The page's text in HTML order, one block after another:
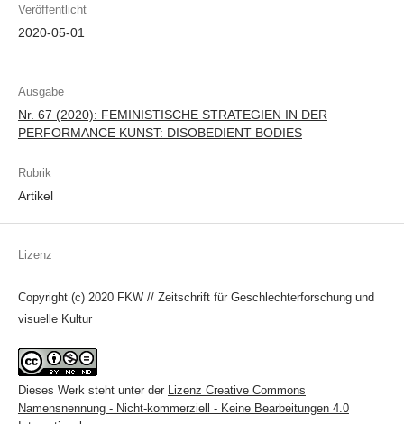
Veröffentlicht
2020-05-01
Ausgabe
Nr. 67 (2020): FEMINISTISCHE STRATEGIEN IN DER
PERFORMANCE KUNST: DISOBEDIENT BODIES
Rubrik
Artikel
Lizenz
Copyright (c) 2020 FKW // Zeitschrift für Geschlechterforschung und
visuelle Kultur
Dieses Werk steht unter der Lizenz Creative Commons
Namensnennung - Nicht-kommerziell - Keine Bearbeitungen 4.0